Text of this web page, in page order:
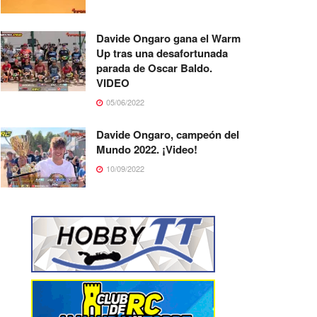
Davide Ongaro gana el Warm
Up tras una desafortunada
parada de Oscar Baldo.
VIDEO
05/06/2022
Davide Ongaro, campeón del
Mundo 2022. ¡Video!
10/09/2022